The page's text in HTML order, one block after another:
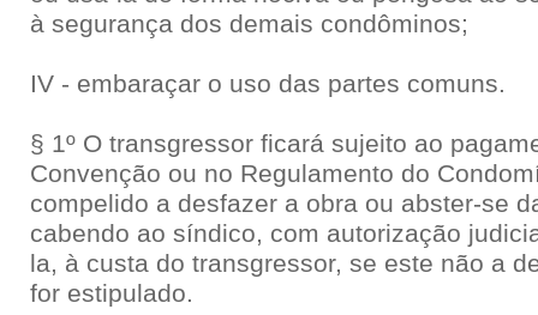
à segurança dos demais condôminos;
IV - embaraçar o uso das partes comuns.
§ 1º O transgressor ficará sujeito ao
Convenção ou no Regulamento do
compelido a desfazer a obra ou abster-se
cabendo ao síndico, com autorização
la, à custa do transgressor, se este não a
for estipulado.